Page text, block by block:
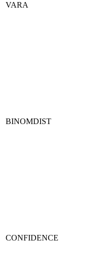
VARA
BINOMDIST
CONFIDENCE